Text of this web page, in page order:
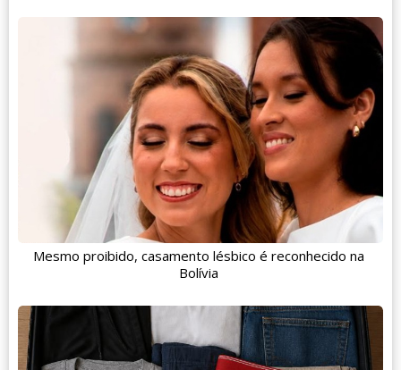
Mesmo proibido, casamento lésbico é reconhecido na
Bolívia